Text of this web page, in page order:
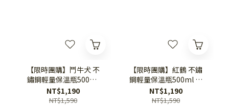
【限時團購】鬥牛犬 不
鏽鋼輕量保溫瓶500ml
贈矽膠清潔刷
NT$1,190
NT$1,590
【限時團購】紅鶴 不鏽
鋼輕量保溫瓶500ml 贈
矽膠清潔刷
NT$1,190
NT$1,590